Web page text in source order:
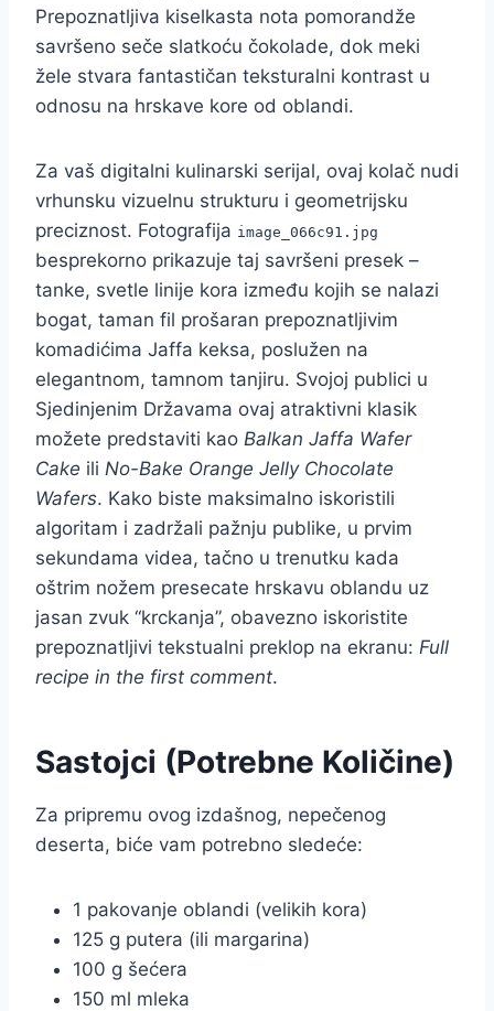
Prepoznatljiva kiselkasta nota pomorandže
savršeno seče slatkoću čokolade, dok meki
žele stvara fantastičan teksturalni kontrast u
odnosu na hrskave kore od oblandi.
Za vaš digitalni kulinarski serijal, ovaj kolač nudi
vrhunsku vizuelnu strukturu i geometrijsku
preciznost. Fotografija image_066c91.jpg
besprekorno prikazuje taj savršeni presek –
tanke, svetle linije kora između kojih se nalazi
bogat, taman fil prošaran prepoznatljivim
komadićima Jaffa keksa, poslužen na
elegantnom, tamnom tanjiru. Svojoj publici u
Sjedinjenim Državama ovaj atraktivni klasik
možete predstaviti kao Balkan Jaffa Wafer
Cake ili No-Bake Orange Jelly Chocolate
Wafers. Kako biste maksimalno iskoristili
algoritam i zadržali pažnju publike, u prvim
sekundama videa, tačno u trenutku kada
oštrim nožem presecate hrskavu oblandu uz
jasan zvuk “krckanja”, obavezno iskoristite
prepoznatljivi tekstualni preklop na ekranu: Full
recipe in the first comment.
Sastojci (Potrebne Količine)
Za pripremu ovog izdašnog, nepečenog
deserta, biće vam potrebno sledeće:
1 pakovanje oblandi (velikih kora)
125 g putera (ili margarina)
100 g šećera
150 ml mleka